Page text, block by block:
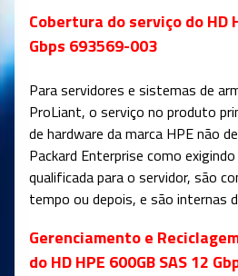
Cobertura do serviço do HD
Gbps 693569-003
Para servidores e sistemas de
ProLiant, o serviço no produto
de hardware da marca HPE não
Packard Enterprise como
qualificada para o servidor, são
tempo ou depois, e são internas
Gerenciamento e
do HD HPE 600GB SAS 12